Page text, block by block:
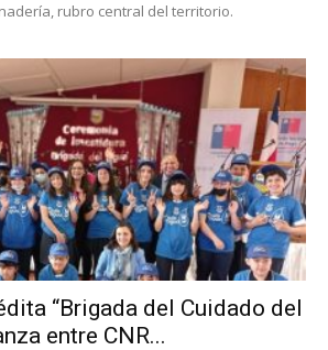
rubro central del territorio.
“Brigada del Cuidado del
entre CNR...